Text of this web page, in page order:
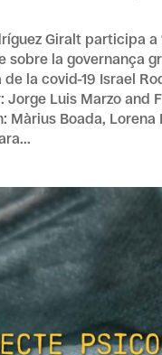
Giralt participa a
sobre la governança
de la covid-19 Israel
Jorge Luis Marzo and
Màrius Boada, Lorena